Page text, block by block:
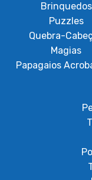
Brinquedos
Puzzles
Quebra-
Magias
Papagaios